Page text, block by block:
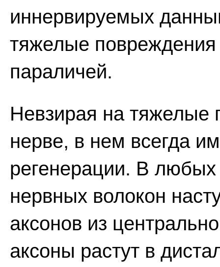
иннервируемых
тяжелые
параличей.
Невзирая на тяжелые
нерве, в нем всегда
регенерации. В любых
нервных волокон
аксонов из
аксоны растут в